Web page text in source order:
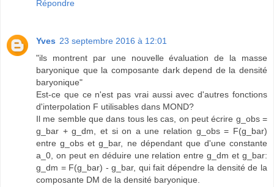
Répondre
Yves 23 septembre 2016 à 12:01
"ils montrent par une nouvelle évaluation de la masse
baryonique que la composante dark depend de la densité
baryonique"
Est-ce que ce n'est pas vrai aussi avec d'autres fonctions
d'interpolation F utilisables dans MOND?
Il me semble que dans tous les cas, on peut écrire g_obs =
g_bar + g_dm, et si on a une relation g_obs = F(g_bar)
entre g_obs et g_bar, ne dépendant que d'une constante
a_0, on peut en déduire une relation entre g_dm et g_bar:
g_dm = F(g_bar) - g_bar, qui fait dépendre la densité de la
composante DM de la densité baryonique.